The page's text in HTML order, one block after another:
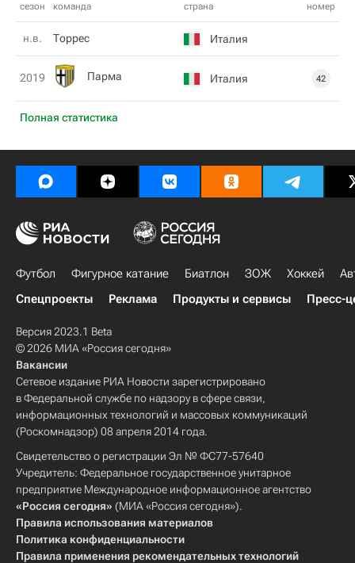
сезон команда страна номер
Полная статистика
н.в. Торрес Италия
2019 Парма Италия 42
Футбол Фигурное катание Биатлон ЗОЖ Хоккей
Спецпроекты
Реклама Продукты и сервисы Пресс-
Версия 2023.1 Beta
© 2026 МИА «Россия сегодня»
Вакансии
Сетевое издание РИА Новости зарегистрировано
в Федеральной службе по надзору в сфере связи,
информационных технологий и массовых коммуникаций
(Роскомнадзор) 08 апреля 2014 года.
Свидетельство о регистрации Эл № ФС77-57640
Учредитель: Федеральное государственное унитарное
предприятие Международное информационное агентство
«Россия сегодня» (МИА «Россия сегодня»).
Правила использования материалов
Политика конфиденциальности
Правила применения рекомендательных технологий